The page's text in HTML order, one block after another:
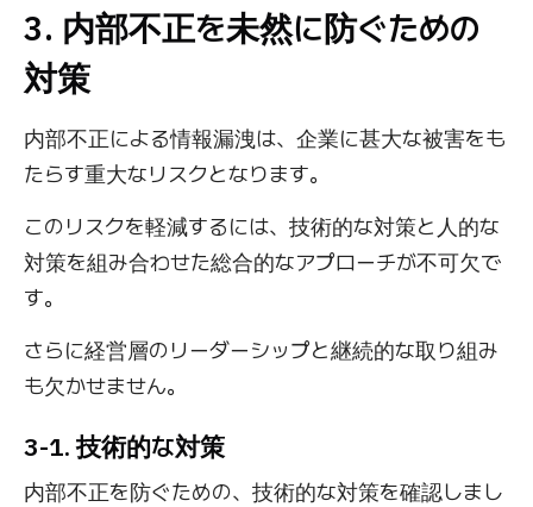
3. 内部不正を未然に防ぐための
対策
内部不正による情報漏洩は、企業に甚大な被害をも
たらす重大なリスクとなります。
このリスクを軽減するには、技術的な対策と人的な
対策を組み合わせた総合的なアプローチが不可欠で
す。
さらに経営層のリーダーシップと継続的な取り組み
も欠かせません。
3-1. 技術的な対策
内部不正を防ぐための、技術的な対策を確認しまし